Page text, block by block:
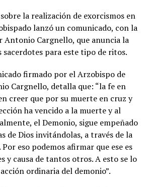
la realización de exorcismos en
lanzó un comunicado, con la
Antonio Cargnello, que anuncia la
sacerdotes para este tipo de ritos.
firmado por el Arzobispo de
Cargnello, detalla que: “la fe en
creer que por su muerte en cruz y
ha vencido a la muerte y al
el Demonio, sigue empeñado
de Dios invitándolas, a través de la
eso podemos afirmar que ese es
y causa de tantos otros. A esto se lo
ordinaria del demonio”.